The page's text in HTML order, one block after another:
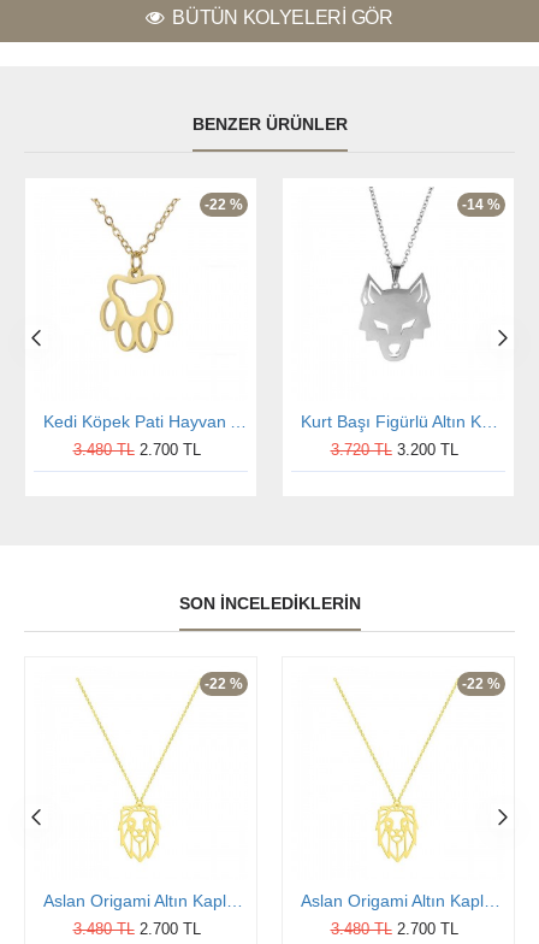
BÜTÜN KOLYELERI GÖR
BENZER ÜRÜNLER
-22 %
3.480 TL 2.700 TL
-14 %
3.720 TL 3.200 TL
SON İNCELEDIKLERIN
-22 %
3.480 TL 2.700 TL
-22 %
3.480 TL 2.700 TL